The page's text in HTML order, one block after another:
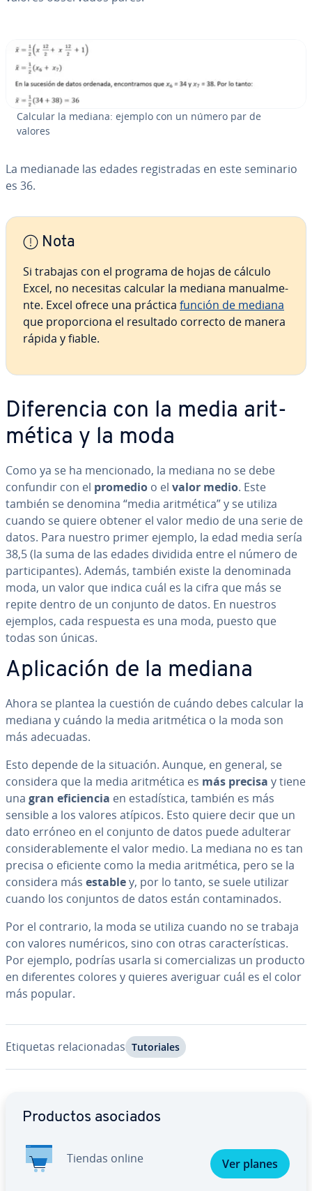
Calcular la mediana: ejemplo con un número par de
valores
La medianade las edades re­gi­s­tra­das en este seminario
es 36.
Nota
Si trabajas con el programa de hojas de cálculo
Excel, no necesitas calcular la mediana ma­nua­l­me­
n­te. Excel ofrece una práctica función de mediana
que pro­po­r­cio­na el resultado correcto de manera
rápida y fiable.
Di­fe­re­n­cia con la media ari­t­
mé­ti­ca y la moda
Como ya se ha me­n­cio­na­do, la mediana no se debe
confundir con el promedio o el valor medio. Este
también se denomina “media ari­t­mé­ti­ca” y se utiliza
cuando se quiere obtener el valor medio de una serie de
datos. Para nuestro primer ejemplo, la edad media sería
38,5 (la suma de las edades dividida entre el número de
pa­r­ti­ci­pa­n­tes). Además, también existe la de­no­mi­na­da
moda, un valor que indica cuál es la cifra que más se
repite dentro de un conjunto de datos. En nuestros
ejemplos, cada respuesta es una moda, puesto que
todas son únicas.
Apli­ca­ción de la mediana
Ahora se plantea la cuestión de cuándo debes calcular la
mediana y cuándo la media ari­t­mé­ti­ca o la moda son
más adecuadas.
Esto depende de la situación. Aunque, en general, se
considera que la media ari­t­mé­ti­ca es más precisa y tiene
una gran efi­cie­n­cia en es­ta­dí­s­ti­ca, también es más
sensible a los valores atípicos. Esto quiere decir que un
dato erróneo en el conjunto de datos puede adulterar
co­n­si­de­ra­ble­me­n­te el valor medio. La mediana no es tan
precisa o eficiente como la media ari­t­mé­ti­ca, pero se la
considera más establey, por lo tanto, se suele utilizar
cuando los conjuntos de datos están co­n­ta­mi­na­dos.
Por el contrario, la moda se utiliza cuando no se trabaja
con valores numéricos, sino con otras ca­ra­c­te­rí­s­ti­cas.
Por ejemplo, podrías usarla si co­me­r­cia­li­zas un producto
en di­fe­re­n­tes colores y quieres averiguar cuál es el color
más popular.
Etiquetas re­la­cio­na­das Tu­to­ria­les
Productos asociados
Tiendas online Ver planes